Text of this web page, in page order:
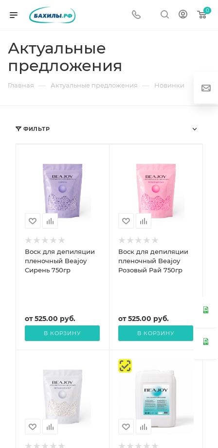
0
Актуальные
предложения
Главная — Актуальные предложения — Новинки
ФИЛЬТР
Воск для депиляции
пленочный Beajoy
Сирень 750гр
от525.00 руб.
В КОРЗИНУ
Воск для депиляции
пленочный Beajoy
Розовый Рай 750гр
от525.00 руб.
В КОРЗИНУ